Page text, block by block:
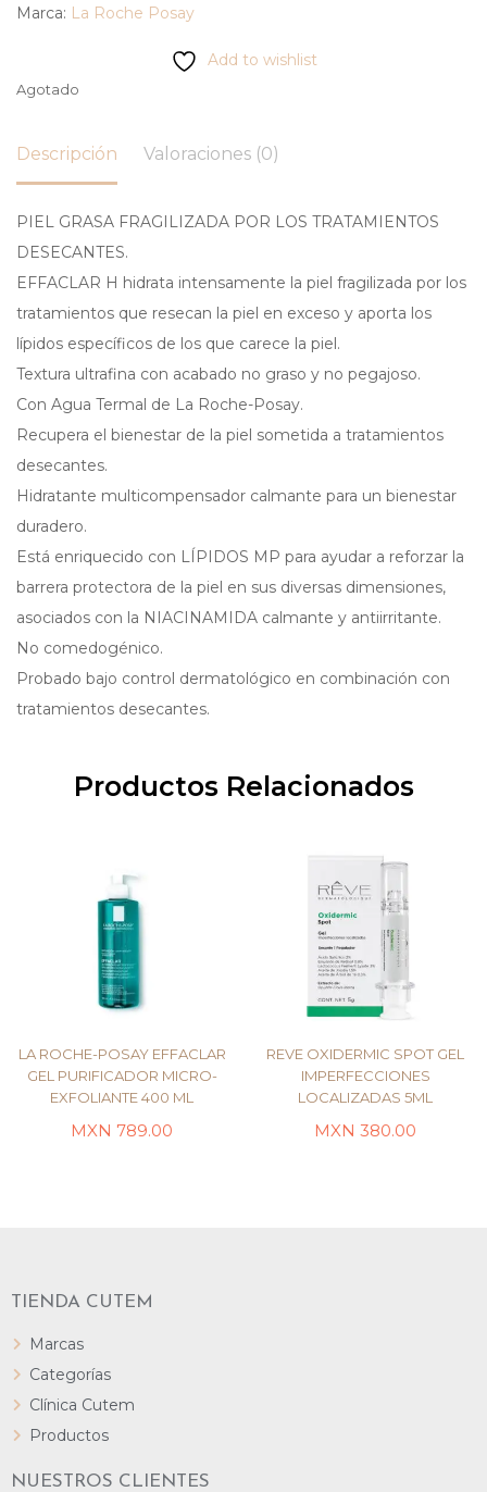
Marca: La Roche Posay
Add to wishlist
Agotado
Descripción Valoraciones (0)
PIEL GRASA FRAGILIZADA POR LOS TRATAMIENTOS
DESECANTES.
EFFACLAR H hidrata intensamente la piel fragilizada por los
tratamientos que resecan la piel en exceso y aporta los
lípidos específicos de los que carece la piel.
Textura ultrafina con acabado no graso y no pegajoso.
Con Agua Termal de La Roche-Posay.
Recupera el bienestar de la piel sometida a tratamientos
desecantes.
Hidratante multicompensador calmante para un bienestar
duradero.
Está enriquecido con LÍPIDOS MP para ayudar a reforzar la
barrera protectora de la piel en sus diversas dimensiones,
asociados con la NIACINAMIDA calmante y antiirritante.
No comedogénico.
Probado bajo control dermatológico en combinación con
tratamientos desecantes.
Productos Relacionados
LEER MÁS
REVE OXIDERMIC SPOT GEL
IMPERFECCIONES
LOCALIZADAS 5ML
380.00
AÑADIR AL CARRITO
LA ROCHE-POSAY EFFACLAR
GEL PURIFICADOR MICRO-
EXFOLIANTE 400 ML
789.00
TIENDA CUTEM
Marcas
Categorías
Clínica Cutem
Productos
NUESTROS CLIENTES